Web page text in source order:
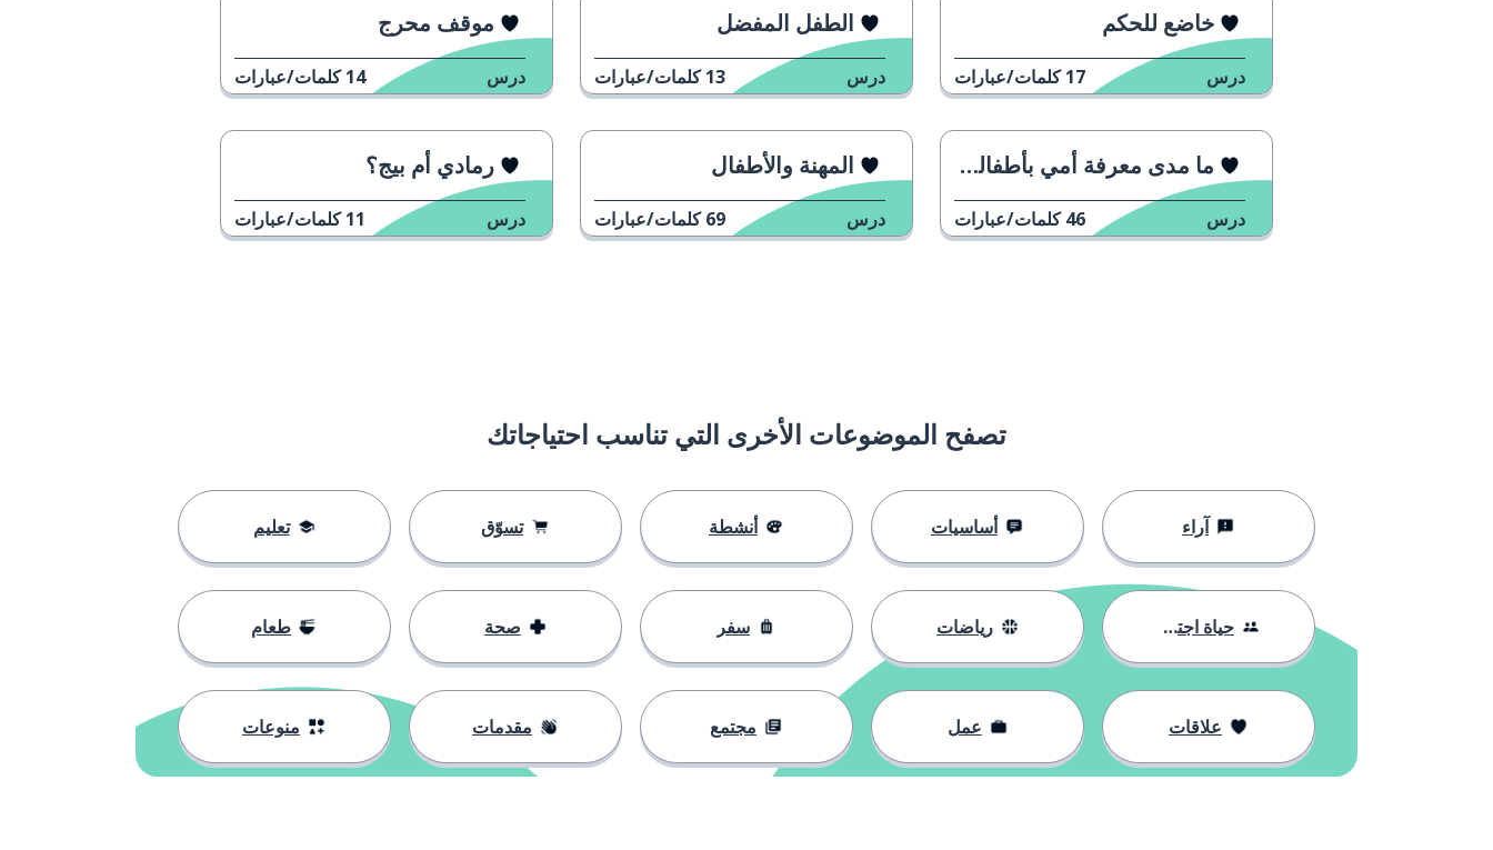
die Ferien العطلة
fahren أن تقود؛ أن تذهب (بالسيارة)
أن ترى؛ أن تنظر
lustig مضحك
القريب؛ القريبة
sich wiedersehen التقى مرة أخرى
خاضع للحكم
درس 17 كلمات/عبارات
الطفل المفضل
درس 13 كلمات/عبارات
موقف محرج
درس 14 كلمات/عبارات
ما مدى معرفة أمي بأطفالها؟
درس 46 كلمات/عبارات
المهنة والأطفال
درس 69 كلمات/عبارات
رمادي أم بيج؟
درس 11 كلمات/عبارات
تصفح الموضوعات الأخرى التي تناسب احتياجاتك
آراء أساسيات أنشطة تسوّق تعليم
حياة اجتماعية رياضات سفر صحة طعام
علاقات عمل مجتمع مقدمات منوعات